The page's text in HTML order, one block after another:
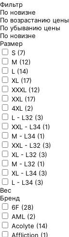
Фильтр
По новизне
По возрастанию цены
По убыванию цены
По новизне
Размер
S (7)
M (12)
L (14)
XL (17)
XXXL (12)
XXL (17)
4XL (2)
L - L32 (3)
XXL - L34 (1)
M - L34 (1)
XXL - L32 (3)
XL - L32 (3)
M - L32 (1)
XL - L34 (3)
L - L34 (3)
Вес
Бренд
6F (28)
AML (2)
Acolyte (14)
Affliction (1)